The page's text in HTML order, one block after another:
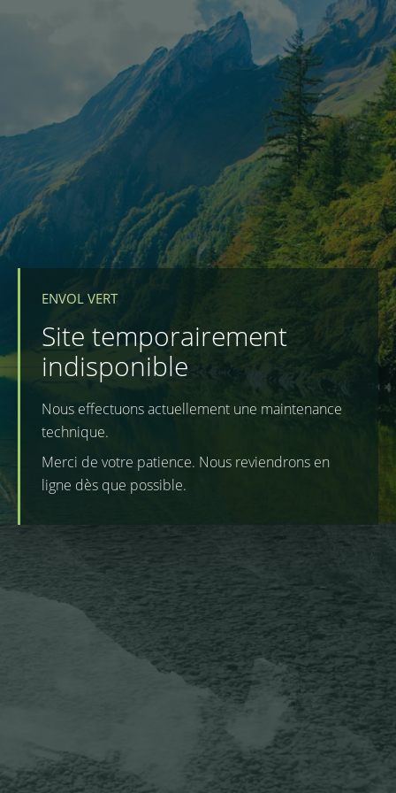
ENVOL VERT
Site temporairement
indisponible
Nous effectuons actuellement une maintenance
technique.
Merci de votre patience. Nous reviendrons en
ligne dès que possible.